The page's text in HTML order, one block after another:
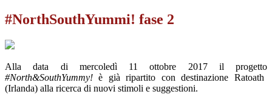
#NorthSouthYummi! fase 2
Alla data di mercoledì 11 ottobre 2017
il progetto
#North&SouthYummy! è già ripartito con destinazione Ratoath
(Irlanda) alla ricerca di nuovi stimoli e suggestioni.